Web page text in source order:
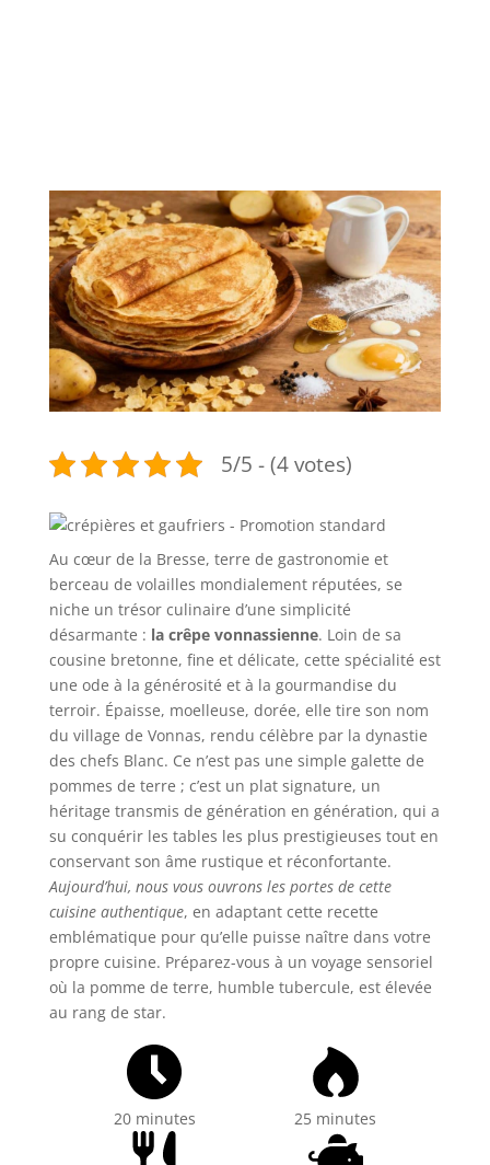
5/5 - (4 votes)
Au cœur de la Bresse, terre de gastronomie et
berceau de volailles mondialement réputées, se
niche un trésor culinaire d’une simplicité
désarmante : la crêpe vonnassienne. Loin de sa
cousine bretonne, fine et délicate, cette spécialité est
une ode à la générosité et à la gourmandise du
terroir. Épaisse, moelleuse, dorée, elle tire son nom
du village de Vonnas, rendu célèbre par la dynastie
des chefs Blanc. Ce n’est pas une simple galette de
pommes de terre ; c’est un plat signature, un
héritage transmis de génération en génération, qui a
su conquérir les tables les plus prestigieuses tout en
conservant son âme rustique et réconfortante.
Aujourd’hui, nous vous ouvrons les portes de cette
cuisine authentique, en adaptant cette recette
emblématique pour qu’elle puisse naître dans votre
propre cuisine. Préparez-vous à un voyage sensoriel
où la pomme de terre, humble tubercule, est élevée
au rang de star.
20 minutes 25 minutes